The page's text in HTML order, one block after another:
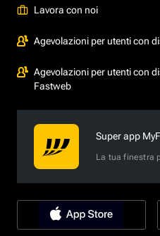
Lavora con noi
Agevolazioni per utenti con
Agevolazioni per utenti con
Fastweb
Super app
La tua finestra